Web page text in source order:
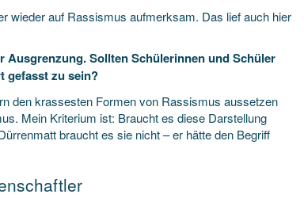
wieder auf Rassismus aufmerksam. Das lief auch hier
Ausgrenzung. Sollten Schülerinnen und Schüler
gefasst zu sein?
den krassesten Formen von Rassismus aussetzen
Mein Kriterium ist: Braucht es diese Darstellung
braucht es sie nicht – er hätte den Begriff